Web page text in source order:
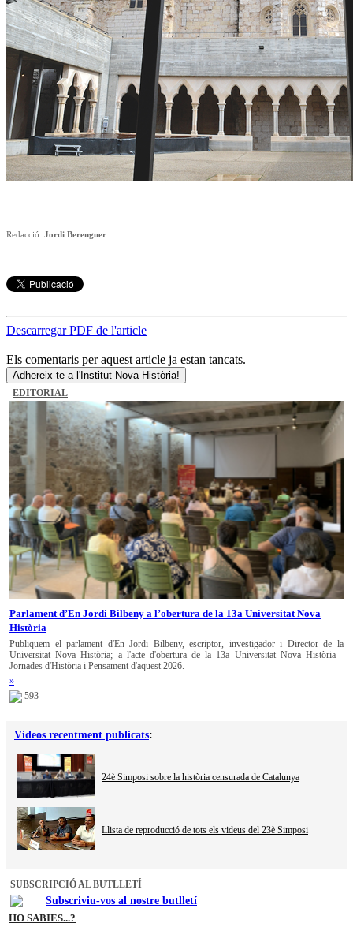
Redacció: Jordi Berenguer
Descarregar PDF de l'article
Els comentaris per aquest article ja estan tancats.
Adhereix-te a l'Institut Nova Història!
EDITORIAL
Parlament d’En Jordi Bilbeny a l’obertura de la 13a Universitat Nova
Història
Publiquem el parlament d'En Jordi Bilbeny, escriptor, investigador i Director de la
Universitat Nova Història; a l'acte d'obertura de la 13a Universitat Nova Història -
Jornades d'Història i Pensament d'aquest 2026.
»
593
Vídeos recentment publicats:
24è Simposi sobre la història censurada de Catalunya
Llista de reproducció de tots els videus del 23è Simposi
SUBSCRIPCIÓ AL BUTLLETÍ
Subscriviu-vos al nostre butlletí
HO SABIES...?